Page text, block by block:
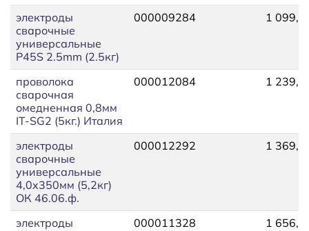
электроды
сварочные
универсальные
P45S 2.5mm (2.5кг)
000009284 1
проволока
сварочная
омедненная 0,8мм
IT-SG2 (5кг.) Италия
000012084 1
электроды
сварочные
универсальные
4,0х350мм (5,2кг)
ОК 46.06.ф.
000012292 1
электроды
000011328 1